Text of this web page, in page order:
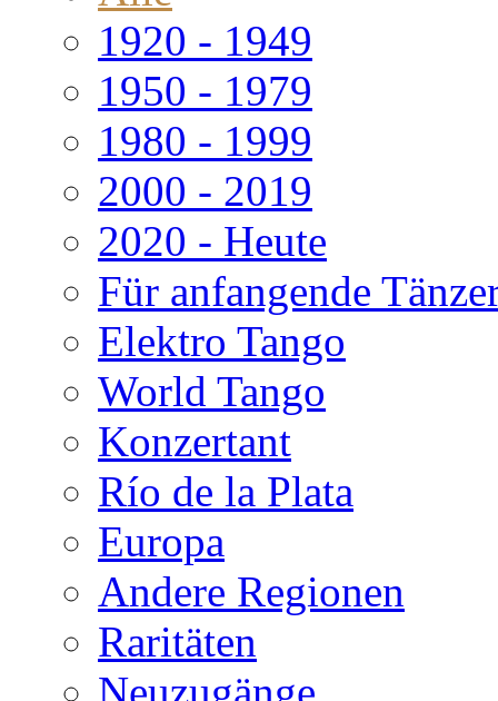
1920 - 1949
1950 - 1979
1980 - 1999
2000 - 2019
2020 - Heute
Für anfangende
Elektro Tango
World Tango
Konzertant
Río de la Plata
Europa
Andere Regionen
Raritäten